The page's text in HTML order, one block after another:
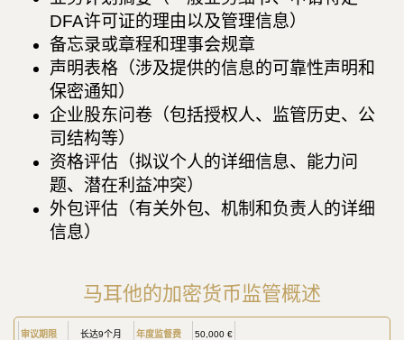
DFA许可证的理由以及管理信息）
备忘录或章程和理事会规章
声明表格（涉及提供的信息的可靠性声明和
保密通知）
企业股东问卷（包括授权人、监管历史、公
司结构等）
资格评估（拟议个人的详细信息、能力问
题、潜在利益冲突）
外包评估（有关外包、机制和负责人的详细
信息）
马耳他的加密货币监管概述
审议期限 长达9个月 年度监督费 50,000 €